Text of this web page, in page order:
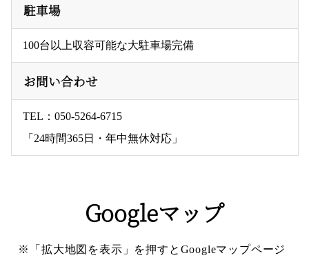
駐車場
100台以上収容可能な大駐車場完備
お問い合わせ
TEL： 050-5264-6715
「24時間365日・年中無休対応」
Googleマップ
※「拡大地図を表示」を押すとGoogleマップページ